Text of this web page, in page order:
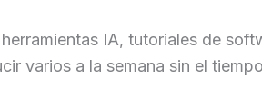
IA, tutoriales de
varios a la semana sin el